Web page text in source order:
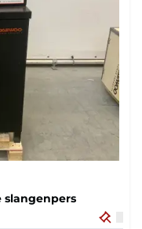
slangenpers